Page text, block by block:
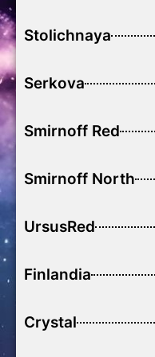
Stolichnaya
Serkova
Smirnoff Red
Smirnoff North
UrsusRed
Finlandia
Crystal